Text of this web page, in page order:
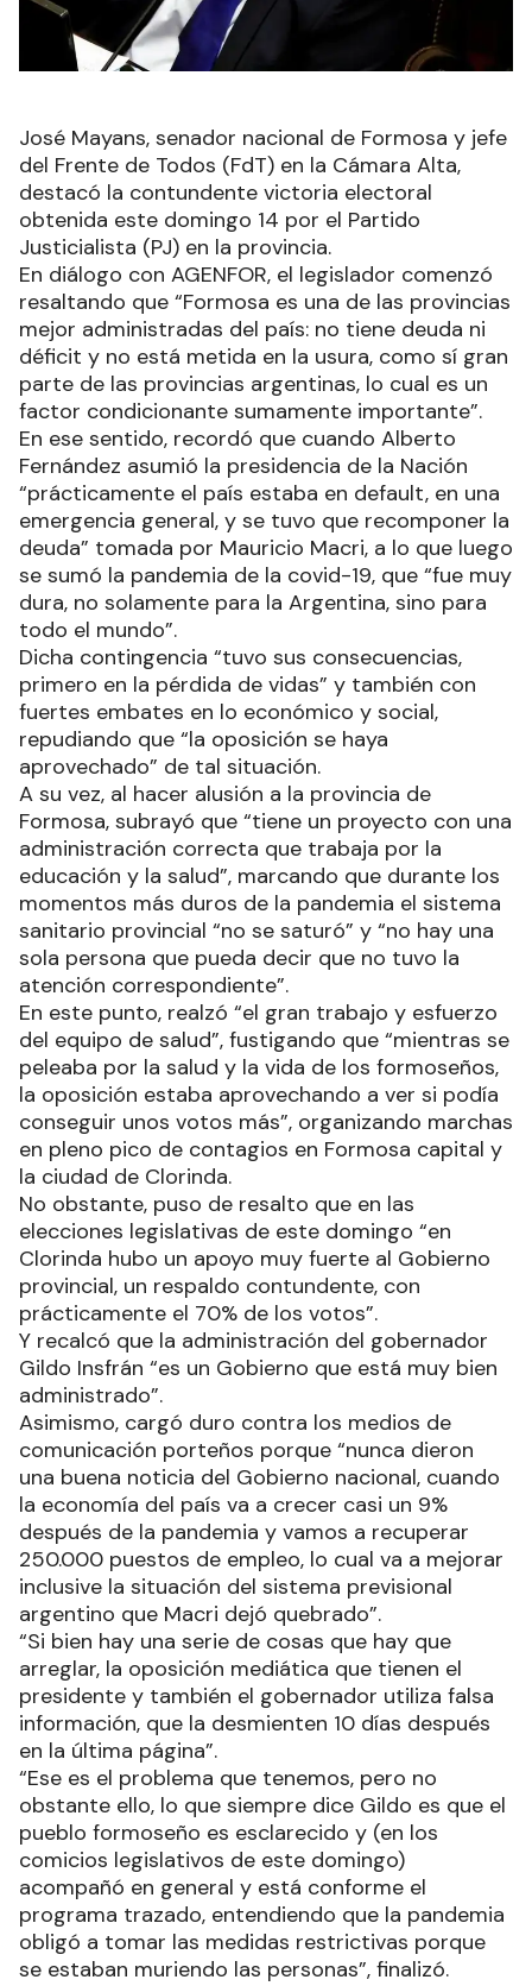
José Mayans, senador nacional de Formosa y jefe
del Frente de Todos (FdT) en la Cámara Alta,
destacó la contundente victoria electoral
obtenida este domingo 14 por el Partido
Justicialista (PJ) en la provincia.
En diálogo con AGENFOR, el legislador comenzó
resaltando que “Formosa es una de las provincias
mejor administradas del país: no tiene deuda ni
déficit y no está metida en la usura, como sí gran
parte de las provincias argentinas, lo cual es un
factor condicionante sumamente importante”.
En ese sentido, recordó que cuando Alberto
Fernández asumió la presidencia de la Nación
“prácticamente el país estaba en default, en una
emergencia general, y se tuvo que recomponer la
deuda” tomada por Mauricio Macri, a lo que luego
se sumó la pandemia de la covid-19, que “fue muy
dura, no solamente para la Argentina, sino para
todo el mundo”.
Dicha contingencia “tuvo sus consecuencias,
primero en la pérdida de vidas” y también con
fuertes embates en lo económico y social,
repudiando que “la oposición se haya
aprovechado” de tal situación.
A su vez, al hacer alusión a la provincia de
Formosa, subrayó que “tiene un proyecto con una
administración correcta que trabaja por la
educación y la salud”, marcando que durante los
momentos más duros de la pandemia el sistema
sanitario provincial “no se saturó” y “no hay una
sola persona que pueda decir que no tuvo la
atención correspondiente”.
En este punto, realzó “el gran trabajo y esfuerzo
del equipo de salud”, fustigando que “mientras se
peleaba por la salud y la vida de los formoseños,
la oposición estaba aprovechando a ver si podía
conseguir unos votos más”, organizando marchas
en pleno pico de contagios en Formosa capital y
la ciudad de Clorinda.
No obstante, puso de resalto que en las
elecciones legislativas de este domingo “en
Clorinda hubo un apoyo muy fuerte al Gobierno
provincial, un respaldo contundente, con
prácticamente el 70% de los votos”.
Y recalcó que la administración del gobernador
Gildo Insfrán “es un Gobierno que está muy bien
administrado”.
Asimismo, cargó duro contra los medios de
comunicación porteños porque “nunca dieron
una buena noticia del Gobierno nacional, cuando
la economía del país va a crecer casi un 9%
después de la pandemia y vamos a recuperar
250.000 puestos de empleo, lo cual va a mejorar
inclusive la situación del sistema previsional
argentino que Macri dejó quebrado”.
“Si bien hay una serie de cosas que hay que
arreglar, la oposición mediática que tienen el
presidente y también el gobernador utiliza falsa
información, que la desmienten 10 días después
en la última página”.
“Ese es el problema que tenemos, pero no
obstante ello, lo que siempre dice Gildo es que el
pueblo formoseño es esclarecido y (en los
comicios legislativos de este domingo)
acompañó en general y está conforme el
programa trazado, entendiendo que la pandemia
obligó a tomar las medidas restrictivas porque
se estaban muriendo las personas”, finalizó.